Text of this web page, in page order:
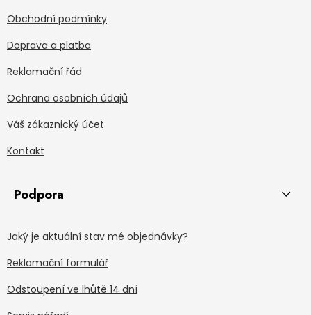
Obchodní podmínky
Doprava a platba
Reklamační řád
Ochrana osobních údajů
Váš zákaznický účet
Kontakt
Podpora
Jaký je aktuální stav mé objednávky?
Reklamační formulář
Odstoupení ve lhůtě 14 dní